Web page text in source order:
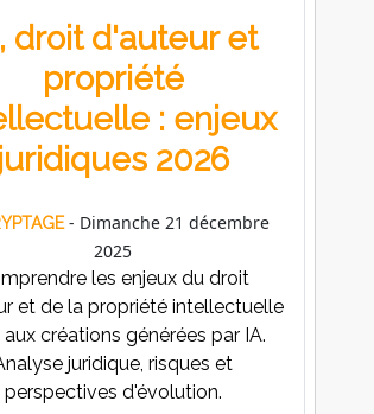
droit d'auteur et
propriété
: enjeux
juridiques 2026
- Dimanche 21 décembre
2025
les enjeux du droit
et de la propriété intellectuelle
créations générées par IA.
juridique, risques et
perspectives d'évolution.